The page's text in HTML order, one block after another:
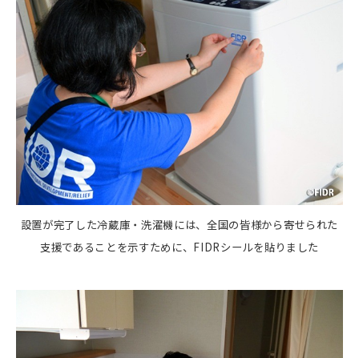
設置が完了した冷蔵庫・洗濯機には、全国の皆様から寄せられた
支援であることを示すために、FIDRシールを貼りました